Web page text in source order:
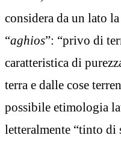
considera da un lato
“aghios”: “privo di
caratteristica di
terra e dalle cose
possibile etimologia
letteralmente “tinto di